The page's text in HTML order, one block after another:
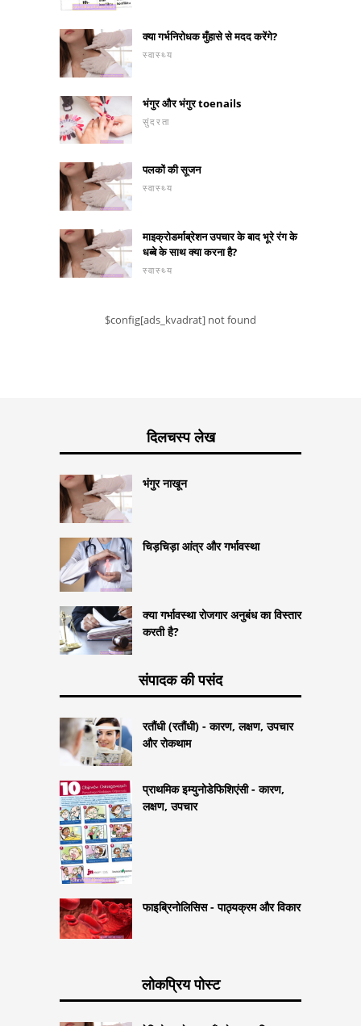
क्या गर्भनिरोधक मुँहासे से मदद करेंगे?
स्वास्थ्य
भंगुर और भंगुर toenails
सुंदरता
पलकों की सूजन
स्वास्थ्य
माइक्रोडर्माब्रेशन उपचार के बाद भूरे रंग के
धब्बे के साथ क्या करना है?
स्वास्थ्य
$config[ads_kvadrat] not found
दिलचस्प लेख
भंगुर नाखून
चिड़चिड़ा आंत्र और गर्भावस्था
क्या गर्भावस्था रोजगार अनुबंध का विस्तार
करती है?
संपादक की पसंद
रतौंधी (रतौंधी) - कारण, लक्षण, उपचार
और रोकथाम
प्राथमिक इम्युनोडेफिशिएंसी - कारण,
लक्षण, उपचार
फाइब्रिनोलिसिस - पाठ्यक्रम और विकार
लोकप्रिय पोस्ट